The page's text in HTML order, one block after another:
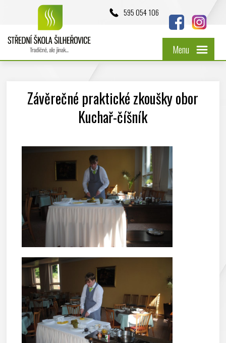
595 054 106
Menu
Závěrečné praktické zkoušky obor
Kuchař-číšník